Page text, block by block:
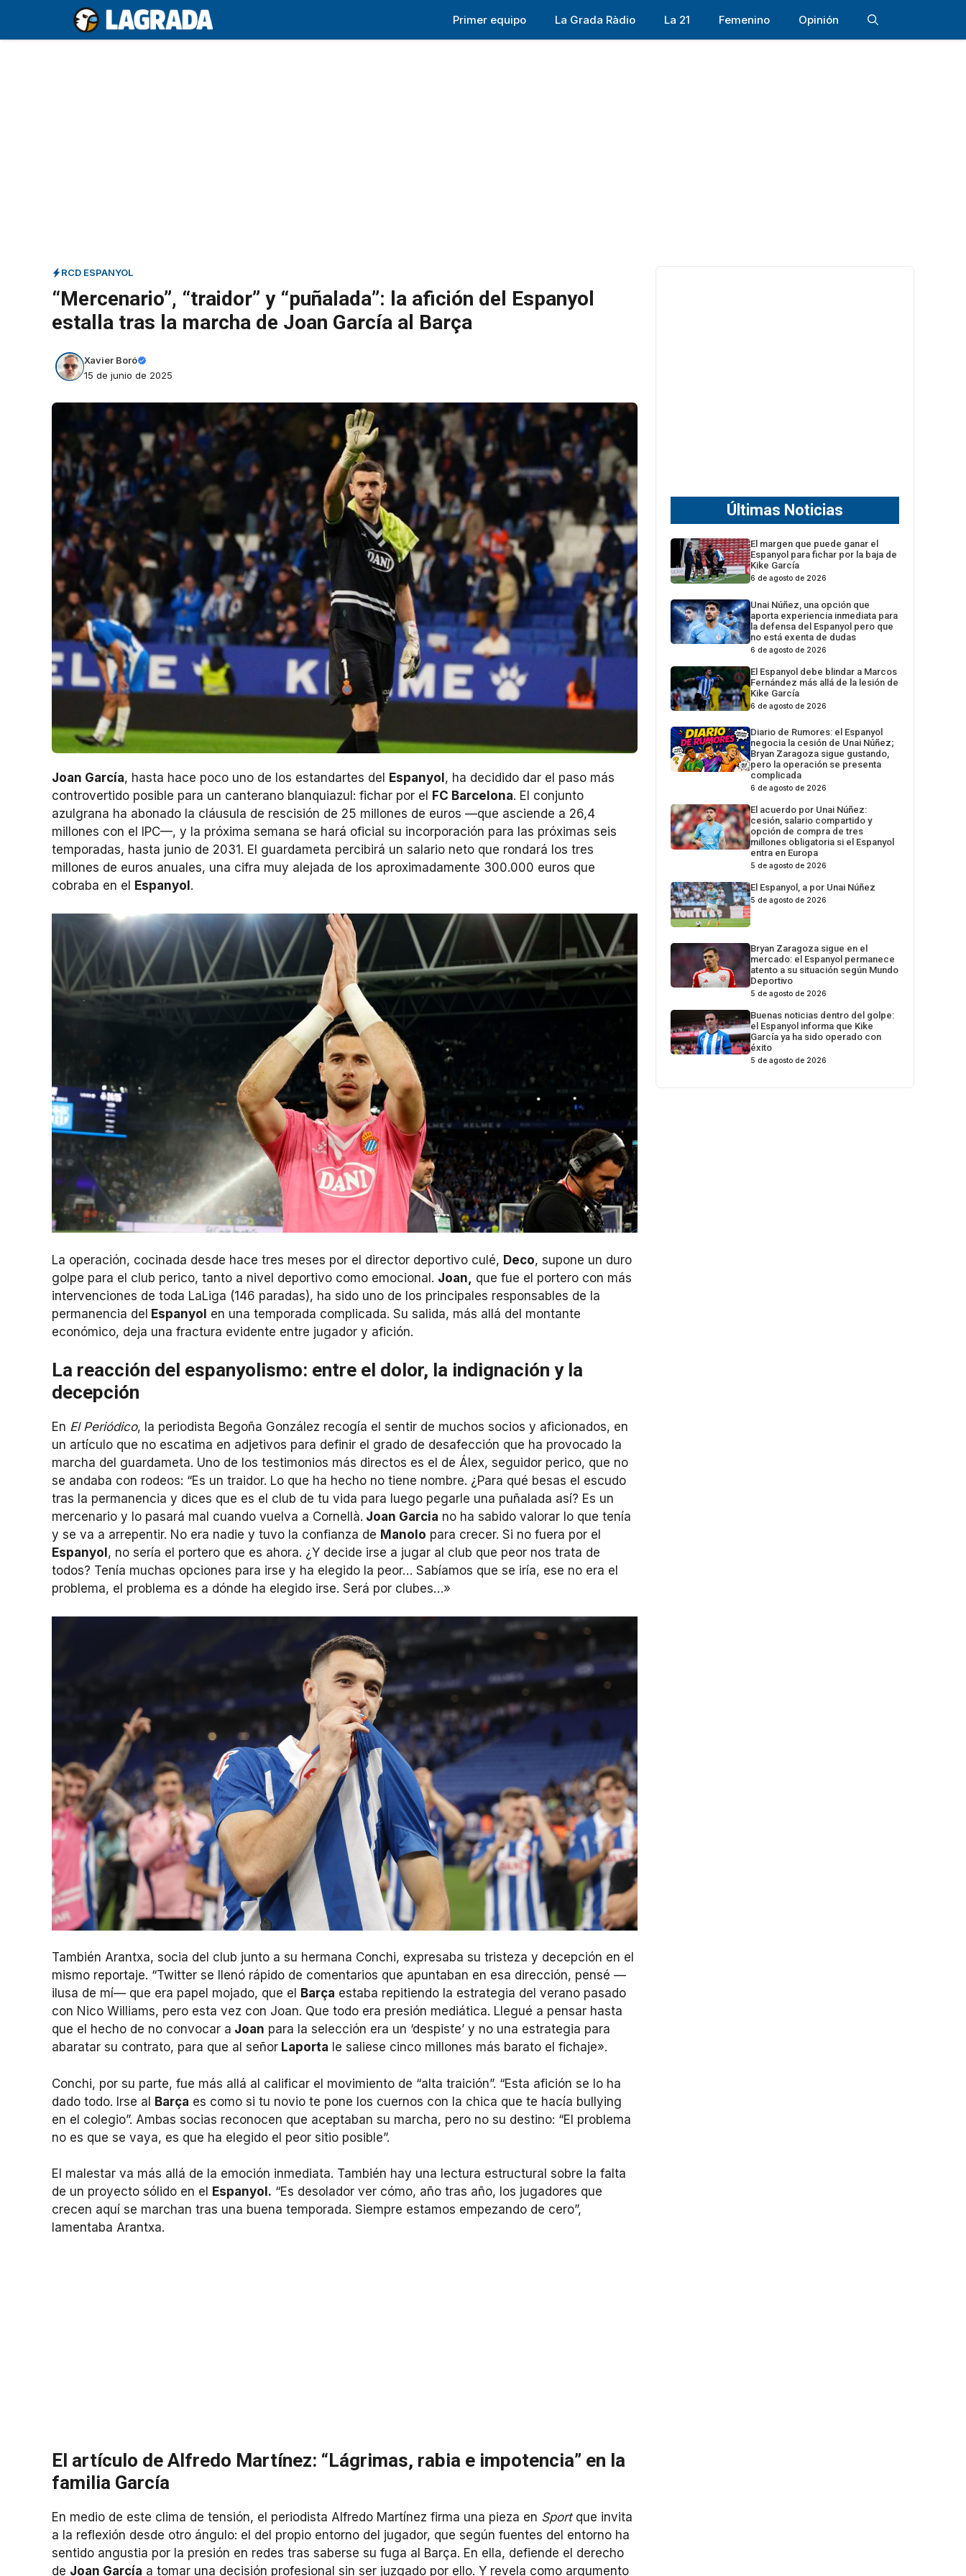
contenido
Primer equipo La Grada Ràdio La 21 Femenino Opinión
RCD ESPANYOL
“Mercenario”, “traidor” y “puñalada”: la afición del Espanyol
estalla tras la marcha de Joan García al Barça
Xavier Boró
15 de junio de 2025
Joan García, hasta hace poco uno de los estandartes del Espanyol , ha decidido dar el paso más
controvertido posible para un canterano blanquiazul: fichar por el
FC Barcelona. El conjunto
azulgrana ha abonado la cláusula de rescisión de 25 millones de euros —que asciende a 26,4
millones con el IPC—, y la próxima semana se hará oficial su incorporación para las próximas seis
temporadas, hasta junio de 2031. El guardameta percibirá un salario neto que rondará los tres
millones de euros anuales, una cifra muy alejada de los aproximadamente 300.000 euros que
cobraba en el
Espanyol .
La operación, cocinada desde hace tres meses por el director deportivo culé, Deco, supone un duro
golpe para el club perico, tanto a nivel deportivo como emocional. Joan,
que fue el portero con más
intervenciones de toda LaLiga (146 paradas), ha sido uno de los principales responsables de la
permanencia del Espanyol en una temporada complicada. Su salida, más allá del montante
económico, deja una fractura evidente entre jugador y afición.
La reacción del espanyolismo: entre el dolor, la indignación y la
decepción
En El Periódico, la periodista Begoña González recogía el sentir de muchos socios y aficionados, en
un artículo que no escatima en adjetivos para definir el grado de desafección que ha provocado la
marcha del guardameta. Uno de los testimonios más directos es el de Álex, seguidor perico, que no
se andaba con rodeos: “Es un traidor. Lo que ha hecho no tiene nombre. ¿Para qué besas el escudo
tras la permanencia y dices que es el club de tu vida para luego pegarle una puñalada así? Es un
mercenario y lo pasará mal cuando vuelva a Cornellà. Joan Garcia no ha sabido valorar lo que tenía
y se va a arrepentir. No era nadie y tuvo la confianza de Manolo para crecer. Si no fuera por el
Espanyol , no sería el portero que es ahora. ¿Y decide irse a jugar al club que peor nos trata de
todos? Tenía muchas opciones para irse y ha elegido la peor… Sabíamos que se iría, ese no era el
problema, el problema es a dónde ha elegido irse. Será por clubes…»
También Arantxa, socia del club junto a su hermana Conchi, expresaba su tristeza y decepción en el
mismo reportaje. “Twitter se llenó rápido de comentarios que apuntaban en esa dirección, pensé —
ilusa de mí— que era papel mojado, que el
Barça estaba repitiendo la estrategia del verano pasado
con Nico Williams, pero esta vez con Joan. Que todo era presión mediática. Llegué a pensar hasta
que el hecho de no convocar a Joan para la selección era un ‘despiste’ y no una estrategia para
abaratar su contrato, para que al señor Laporta le saliese cinco millones más barato el fichaje».
Conchi, por su parte, fue más allá al calificar el movimiento de “alta traición”. “Esta afición se lo ha
dado todo. Irse al Barça es como si tu novio te pone los cuernos con la chica que te hacía bullying
en el colegio”. Ambas socias reconocen que aceptaban su marcha, pero no su destino: “El problema
no es que se vaya, es que ha elegido el peor sitio posible”.
El malestar va más allá de la emoción inmediata. También hay una lectura estructural sobre la falta
de un proyecto sólido en el
Espanyol. “Es desolador ver cómo, año tras año, los jugadores que
crecen aquí se marchan tras una buena temporada. Siempre estamos empezando de cero”,
lamentaba Arantxa.
El artículo de Alfredo Martínez: “Lágrimas, rabia e impotencia” en la
familia García
En medio de este clima de tensión, el periodista Alfredo Martínez firma una pieza en Sport que invita
a la reflexión desde otro ángulo: el del propio entorno del jugador, que según fuentes del entorno ha
sentido angustia por la presión en redes tras saberse su fuga al Barça. En ella, defiende el derecho
de Joan García a tomar una decisión profesional sin ser juzgado por ello. Y revela como argumento
Últimas Noticias
El margen que puede ganar el
Espanyol para fichar por la baja de
Kike García
6 de agosto de 2026
Unai Núñez, una opción que
aporta experiencia inmediata para
la defensa del Espanyol pero que
no está exenta de dudas
6 de agosto de 2026
El Espanyol debe blindar a Marcos
Fernández más allá de la lesión de
Kike García
6 de agosto de 2026
Diario de Rumores: el Espanyol
negocia la cesión de Unai Núñez;
Bryan Zaragoza sigue gustando,
pero la operación se presenta
complicada
6 de agosto de 2026
El acuerdo por Unai Núñez:
cesión, salario compartido y
opción de compra de tres
millones obligatoria si el Espanyol
entra en Europa
5 de agosto de 2026
El Espanyol, a por Unai Núñez
5 de agosto de 2026
Bryan Zaragoza sigue en el
mercado: el Espanyol permanece
atento a su situación según Mundo
Deportivo
5 de agosto de 2026
Buenas noticias dentro del golpe:
el Espanyol informa que Kike
García ya ha sido operado con
éxito
5 de agosto de 2026